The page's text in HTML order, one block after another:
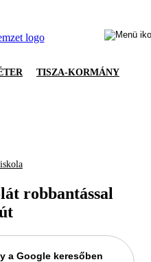
TISZA-KORMÁNY
iskola
robbantással
a Google keresőben